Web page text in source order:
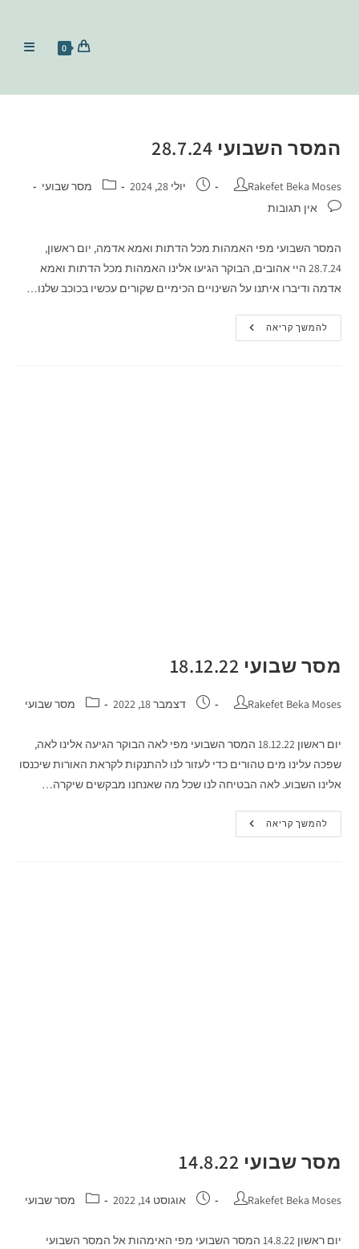
0
המסר השבועי 28.7.24
Rakefet Beka Moses יולי 28, 2024
מסר שבועי
אין תגובות
המסר השבועי מפי האמהות מכל הדתות ואמא אדמה, יום ראשון,
28.7.24 היי אהובים, הבוקר הגיעו אלינו האמהות מכל הדתות ואמא
אדמה ודיברו איתנו על השינויים הכימיים שקורים עכשיו בכוכב שלנו…
להמשך קריאה
מסר שבועי 18.12.22
Rakefet Beka Moses דצמבר 18, 2022 מסר שבועי
יום ראשון 18.12.22 המסר השבועי מפי לאה הבוקר הגיעה אלינו לאה,
שפכה עלינו מים טהורים כדי לעזור לנו להתנקות לקראת האורות שיכנסו
אלינו השבוע. לאה הבטיחה לנו שכל מה שאנחנו מבקשים שיקרה…
להמשך קריאה
מסר שבועי 14.8.22
Rakefet Beka Moses אוגוסט 14, 2022 מסר שבועי
יום ראשון 14.8.22 המסר השבועי מפי האימהות אל המסר השבועי